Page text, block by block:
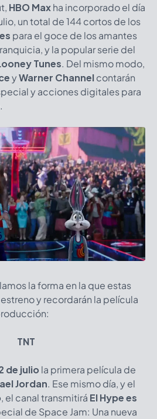
HBO Maxha incorporado el día
un total de 144 cortos de los
para el goce de los amantes
y la popular serie del
Tunes. Del mismo modo,
yWarner Channelcontarán
y acciones digitales para
la forma en la que estas
y recordarán la película
TNT
de julio la primera película de
Jordan. Ese mismo día, y el
, el canal transmitirá El Hype es
de Space Jam: Una nueva